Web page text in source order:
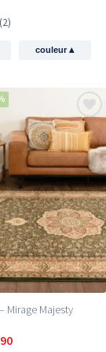
(2)
couleur▴
Mirage Majesty